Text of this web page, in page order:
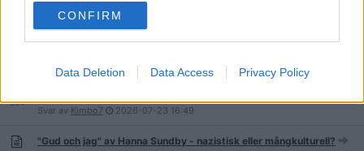
CONFIRM
Data Deletion Data Access Privacy Policy
Tio små negerpojkar
864
Svenska Akademien: ledamöter och kommande ledamöter,
Svar av Kimbo7 2026-07-23 16:49
"Gud och jag" av Hanna Sundby - nazistisk eller mångkulturell?